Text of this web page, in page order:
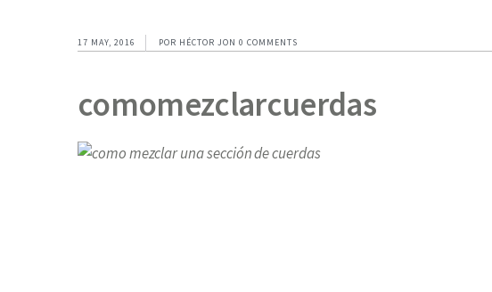
17 MAY, 2016 POR HÉCTOR JON 0 COMMENTS
comomezclarcuerdas